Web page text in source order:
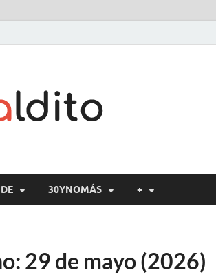
30YNOMÁS +
29 de mayo (2026)